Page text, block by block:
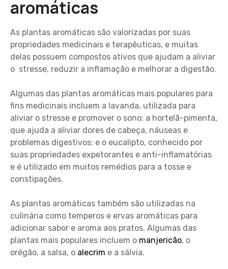
aromáticas
As plantas aromáticas são valorizadas por suas
propriedades medicinais e terapêuticas, e muitas
delas possuem compostos ativos que ajudam a aliviar
o stresse, reduzir a inflamação e melhorar a digestão.
Algumas das plantas aromáticas mais populares para
fins medicinais incluem a lavanda, utilizada para
aliviar o stresse e promover o sono; a hortelã-pimenta,
que ajuda a aliviar dores de cabeça, náuseas e
problemas digestivos; e o eucalipto, conhecido por
suas propriedades expetorantes e anti-inflamatórias
e é utilizado em muitos remédios para a tosse e
constipações.
As plantas aromáticas também são utilizadas na
culinária como temperos e ervas aromáticas para
adicionar sabor e aroma aos pratos. Algumas das
plantas mais populares incluem o manjericão, o
orégão, a salsa, o alecrim e a sálvia.